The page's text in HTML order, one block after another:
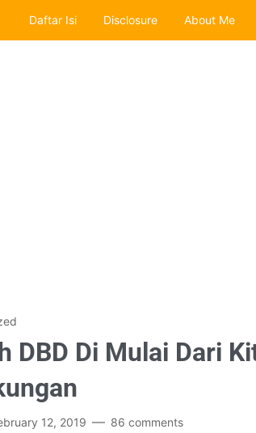
Daftar Isi Disclosure About Me
DBD Di Mulai Dari
12, 2019 86 comments